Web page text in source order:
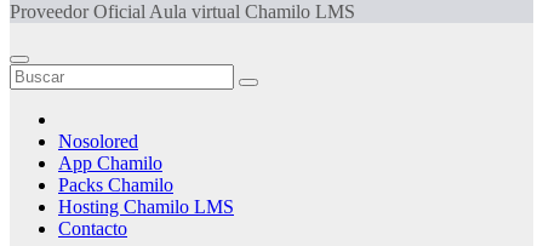
Proveedor Oficial Aula virtual Chamilo LMS
Nosolored
App Chamilo
Packs Chamilo
Hosting Chamilo LMS
Contacto